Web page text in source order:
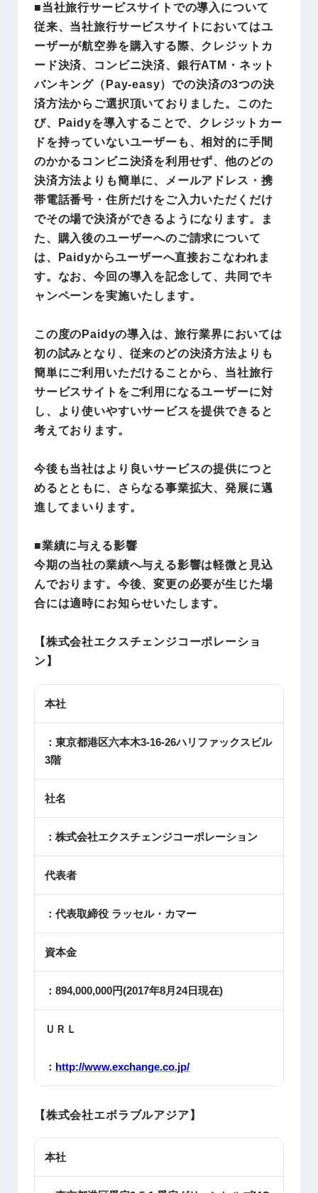
■当社旅行サービスサイトでの導入について
従来、当社旅行サービスサイトにおいてはユ
ーザーが航空券を購入する際、クレジットカ
ード決済、コンビニ決済、銀行ATM・ネット
バンキング（Pay-easy）での決済の3つの決
済方法からご選択頂いておりました。このた
び、Paidyを導入することで、クレジットカー
ドを持っていないユーザーも、相対的に手間
のかかるコンビニ決済を利用せず、他のどの
決済方法よりも簡単に、メールアドレス・携
帯電話番号・住所だけをご入力いただくだけ
でその場で決済ができるようになります。ま
た、購入後のユーザーへのご請求について
は、Paidyからユーザーへ直接おこなわれま
す。なお、今回の導入を記念して、共同でキ
ャンペーンを実施いたします。
この度のPaidyの導入は、旅行業界においては
初の試みとなり、従来のどの決済方法よりも
簡単にご利用いただけることから、当社旅行
サービスサイトをご利用になるユーザーに対
し、より使いやすいサービスを提供できると
考えております。
今後も当社はより良いサービスの提供につと
めるとともに、さらなる事業拡大、発展に邁
進してまいります。
■業績に与える影響
今期の当社の業績へ与える影響は軽微と見込
んでおります。今後、変更の必要が生じた場
合には適時にお知らせいたします。
【株式会社エクスチェンジコーポレーショ
ン】
本社
：東京都港区六本木3-16-26ハリファックスビル
3階
社名
：株式会社エクスチェンジコーポレーション
代表者
：代表取締役 ラッセル・カマー
資本金
：894,000,000円(2017年8月24日現在)
ＵＲＬ
： http://www.exchange.co.jp/
【株式会社エボラブルアジア】
本社